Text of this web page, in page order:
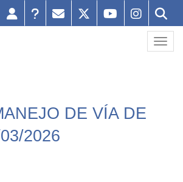
DE VÍA DE
2026